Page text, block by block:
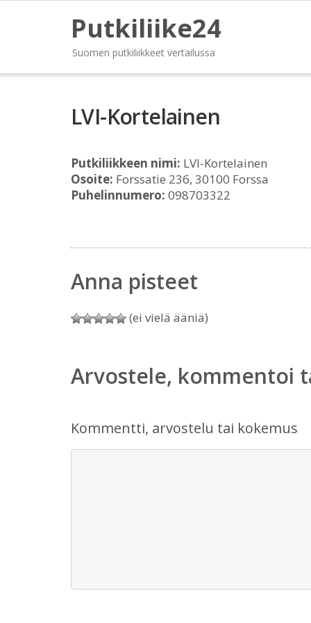
Putkiliike24
Suomen putkiliikkeet vertailussa
LVI-Kortelainen
Putkiliikkeen nimi: LVI-Kortelainen
Osoite: Forssatie 236, 30100 Forssa
Puhelinnumero: 098703322
Anna pisteet
(ei vielä ääniä)
Arvostele, kommentoi
Kommentti, arvostelu tai kokemus